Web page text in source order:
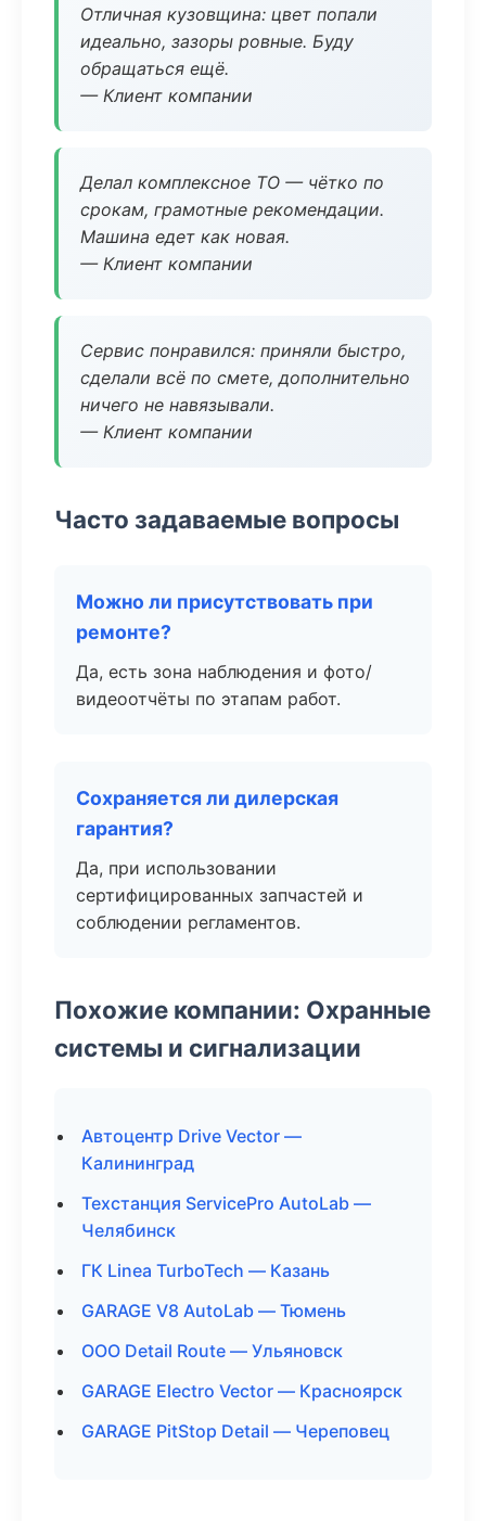
Отличная кузовщина: цвет попали
идеально, зазоры ровные. Буду
обращаться ещё.
— Клиент компании
Делал комплексное ТО — чётко по
срокам, грамотные рекомендации.
Машина едет как новая.
— Клиент компании
Сервис понравился: приняли быстро,
сделали всё по смете, дополнительно
ничего не навязывали.
— Клиент компании
Часто задаваемые вопросы
Можно ли присутствовать при
ремонте?
Да, есть зона наблюдения и фото/
видеоотчёты по этапам работ.
Сохраняется ли дилерская
гарантия?
Да, при использовании
сертифицированных запчастей и
соблюдении регламентов.
Похожие компании: Охранные
системы и сигнализации
Автоцентр Drive Vector —
Калининград
Техстанция ServicePro AutoLab —
Челябинск
ГК Linea TurboTech — Казань
GARAGE V8 AutoLab — Тюмень
ООО Detail Route — Ульяновск
GARAGE Electro Vector — Красноярск
GARAGE PitStop Detail — Череповец